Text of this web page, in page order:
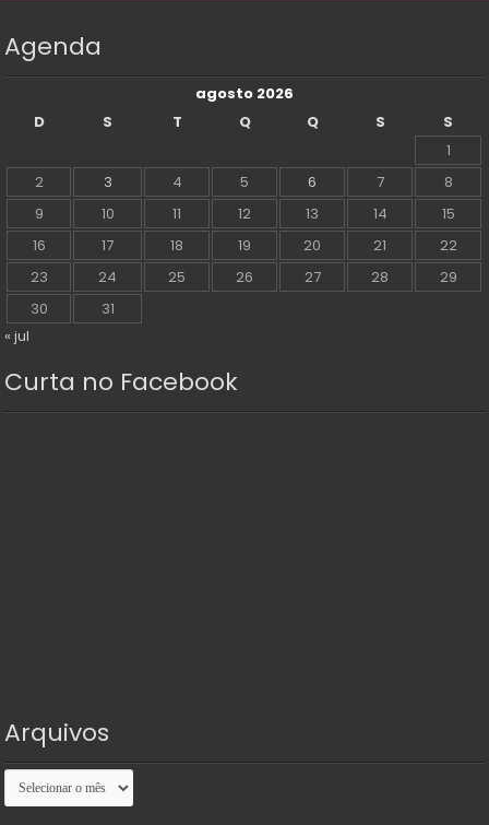
Agenda
agosto 2026
D
S T Q Q S
S
1
2
3 4 5 6 7
8
9
10 11 12 13 14
15
16
17 18 19 20 21
22
23
24 25 26 27 28
29
30
31
« jul
Curta no Facebook
Arquivos
Arquivos